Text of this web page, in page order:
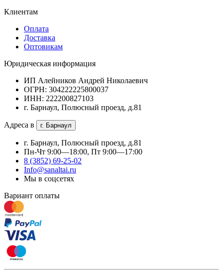
Клиентам
Оплата
Доставка
Оптовикам
Юридическая информация
ИП Алейников Андрей Николаевич
ОГРН: 304222225800037
ИНН: 222200827103
г. Барнаул, Полюсный проезд, д.81
Адреса в г. Барнаул
г. Барнаул, Полюсный проезд, д.81
Пн-Чт 9:00—18:00, Пт 9:00—17:00
8 (3852) 69-25-02
Info@sanaltai.ru
Мы в соцсетях
Вариант оплаты